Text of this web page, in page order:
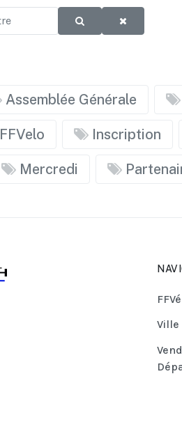
Assemblée Générale
FFVelo Inscription
Mercredi
Ville